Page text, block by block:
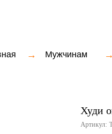
ПРОМОКОД
Мужчинам
→ →
Худи
Артикул: